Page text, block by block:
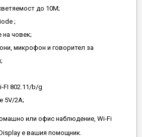
до 10М;
;
на човек;
микрофон и говорител за
802.11/b/g
5V/2A;
или офис наблюдение, Wi-Fi
е вашия помощник.